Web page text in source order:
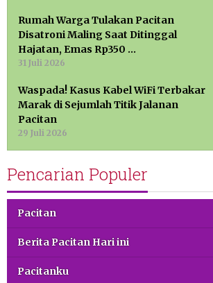
Rumah Warga Tulakan Pacitan
Disatroni Maling Saat Ditinggal
Hajatan, Emas Rp350 …
31 Juli 2026
Waspada! Kasus Kabel WiFi Terbakar
Marak di Sejumlah Titik Jalanan
Pacitan
29 Juli 2026
Pencarian Populer
Pacitan
Berita Pacitan Hari ini
Pacitanku